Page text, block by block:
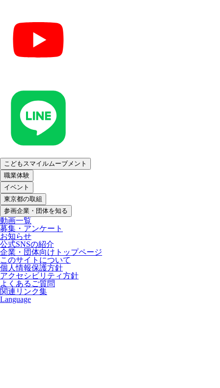
こどもスマイルムーブメント
職業体験
イベント
東京都の取組
参画企業・団体を知る
動画一覧
募集・アンケート
お知らせ
公式SNSの紹介
企業・団体向けトップページ
このサイトについて
個人情報保護方針
アクセシビリティ方針
よくあるご質問
関連リンク集
Language